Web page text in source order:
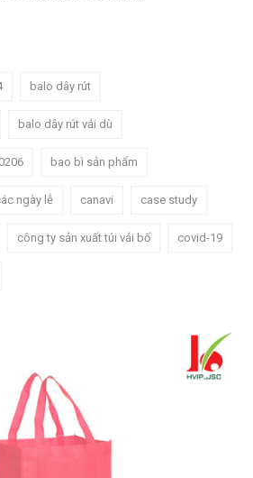
balo dây rút
balo dây rút vải dù
bao bì sản phẩm
ngày lễ canavi case study
công ty sản xuất túi vải bố covid-19